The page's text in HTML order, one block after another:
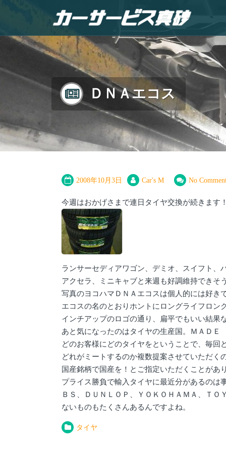
ＤＮＡエコス
2008年10月3日 Car's M No
今週はおかげさまで連日タイヤ交換が続きます！
ランサーセディアワゴン、デミオ、スイフト、
アクセラ、ミニキャブと来週も好調維持できそ
写真のヨコハマＤＮＡエコスは個人的には好きで
エコスの名のとおりホントにロングライフロン
インチアップのロゴの通り、扁平でもいい結果
あと気になったのはタイヤの生産国。ＭＡＤＥ
どのお客様にどのタイヤをということで、毎回
どれがミートするのか複数提案させていただく
国産銘柄で国産を！とご指定いただくことがあ
プライス勝負で輸入タイヤに最近分があるのは
ＢＳ、ＤＵＮＬＯＰ、ＹＯＫＯＨＡＭＡ、Ｔ
ないものもたくさんあるんですよね。
タイヤ